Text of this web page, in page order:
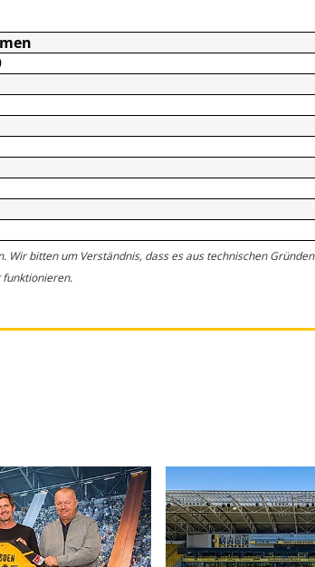
bitten um Verständnis, dass es aus technischen Gründen
funktionieren.